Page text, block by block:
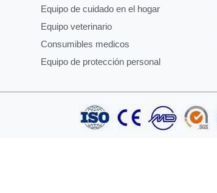
Equipo de cuidado en el hogar
Equipo veterinario
Consumibles medicos
Equipo de protección personal